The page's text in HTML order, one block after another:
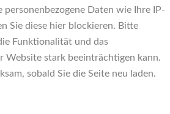
Daten wie Ihre IP-
Sie diese hier blockieren. Bitte
Funktionalität und das
Website stark beeinträchtigen kann.
sobald Sie die Seite neu laden.